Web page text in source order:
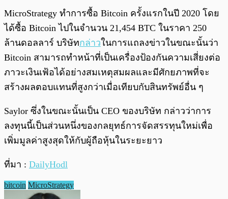
MicroStrategy ทำการซื้อ Bitcoin ครั้งแรกในปี 2020 โดย
ได้ซื้อ Bitcoin ไปในจำนวน 21,454 BTC ในราคา 250
ล้านดอลลาร์ บริษัทกล่าวในการแถลงข่าวในขณะนั้นว่า
Bitcoin สามารถทำหน้าที่เป็นเครื่องป้องกันความเสี่ยงต่อ
ภาวะเงินเฟ้อได้อย่างสมเหตุสมผลและมีศักยภาพที่จะ
สร้างผลตอบแทนที่สูงกว่าเมื่อเทียบกับสินทรัพย์อื่น ๆ
Saylor ซึ่งในขณะนั้นเป็น CEO ของบริษัท กล่าวว่าการ
ลงทุนนี้เป็นส่วนหนึ่งของกลยุทธ์การจัดสรรทุนใหม่เพื่อ
เพิ่มมูลค่าสูงสุดให้กับผู้ถือหุ้นในระยะยาว
ที่มา : DailyHodl
bitcoin MicroStrategy